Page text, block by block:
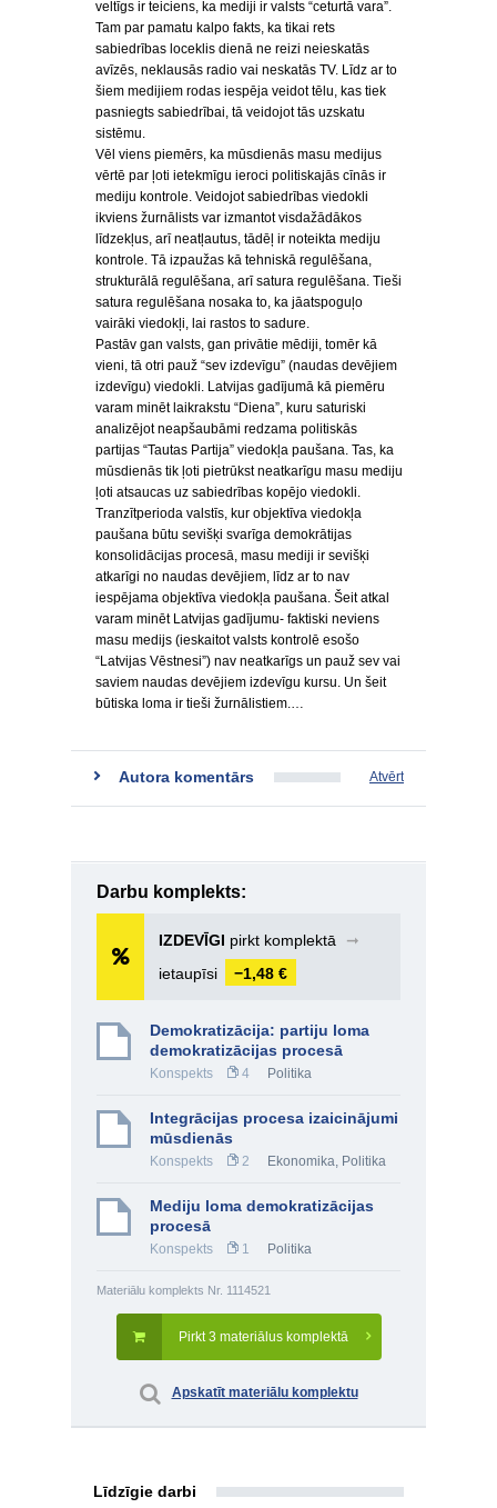
veltīgs ir teiciens, ka mediji ir valsts “ceturtā vara”.
Tam par pamatu kalpo fakts, ka tikai rets
sabiedrības loceklis dienā ne reizi neieskatās
avīzēs, neklausās radio vai neskatās TV. Līdz ar to
šiem medijiem rodas iespēja veidot tēlu, kas tiek
pasniegts sabiedrībai, tā veidojot tās uzskatu
sistēmu.
Vēl viens piemērs, ka mūsdienās masu medijus
vērtē par ļoti ietekmīgu ieroci politiskajās cīnās ir
mediju kontrole. Veidojot sabiedrības viedokli
ikviens žurnālists var izmantot visdažādākos
līdzekļus, arī neatļautus, tādēļ ir noteikta mediju
kontrole. Tā izpaužas kā tehniskā regulēšana,
strukturālā regulēšana, arī satura regulēšana. Tieši
satura regulēšana nosaka to, ka jāatspoguļo
vairāki viedokļi, lai rastos to sadure.
Pastāv gan valsts, gan privātie mēdiji, tomēr kā
vieni, tā otri pauž “sev izdevīgu” (naudas devējiem
izdevīgu) viedokli. Latvijas gadījumā kā piemēru
varam minēt laikrakstu “Diena”, kuru saturiski
analizējot neapšaubāmi redzama politiskās
partijas “Tautas Partija” viedokļa paušana. Tas, ka
mūsdienās tik ļoti pietrūkst neatkarīgu masu mediju
ļoti atsaucas uz sabiedrības kopējo viedokli.
Tranzītperioda valstīs, kur objektīva viedokļa
paušana būtu sevišķi svarīga demokrātijas
konsolidācijas procesā, masu mediji ir sevišķi
atkarīgi no naudas devējiem, līdz ar to nav
iespējama objektīva viedokļa paušana. Šeit atkal
varam minēt Latvijas gadījumu- faktiski neviens
masu medijs (ieskaitot valsts kontrolē esošo
“Latvijas Vēstnesi”) nav neatkarīgs un pauž sev vai
saviem naudas devējiem izdevīgu kursu. Un šeit
būtiska loma ir tieši žurnālistiem.…
Autora komentārs Atvērt
Darbu komplekts:
IZDEVĪGI pirkt komplektā
➞
ietaupīsi
−1,48 €
Demokratizācija: partiju loma
demokratizācijas procesā
Konspekts 4 Politika
Integrācijas procesa izaicinājumi
mūsdienās
Konspekts 2 Ekonomika, Politika
Mediju loma demokratizācijas
procesā
Konspekts 1 Politika
Materiālu komplekts Nr. 1114521
Pirkt 3 materiālus komplektā
Apskatīt materiālu komplektu
Līdzīgie darbi